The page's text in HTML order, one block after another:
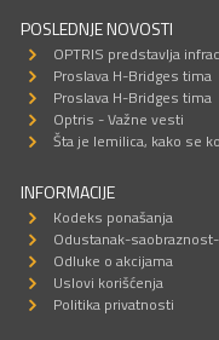
POSLEDNJE NOVOSTI
OPTRIS predstavlja
Proslava H-Bridges tima
Proslava H-Bridges tima
Optris - Važne vesti
Šta je lemilica, kako se
INFORMACIJE
Kodeks ponašanja
Odustanak-
Odluke o akcijama
Uslovi korišćenja
Politika privatnosti